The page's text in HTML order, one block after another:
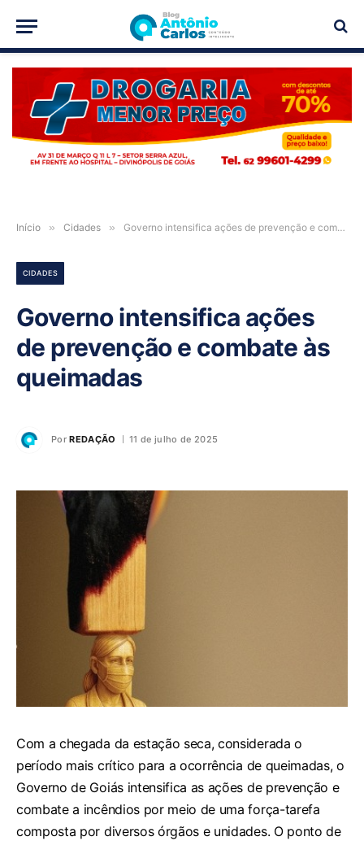
PUBLICIDADE
Início » Cidades » Governo intensifica ações de prevenção e combate às queimadas
CIDADES
Governo intensifica ações
de prevenção e combate às
queimadas
Por REDAÇÃO 11 de julho de 2025
Com a chegada da estação seca, considerada o
período mais crítico para a ocorrência de queimadas, o
Governo de Goiás intensifica as ações de prevenção e
combate a incêndios por meio de uma força-tarefa
composta por diversos órgãos e unidades. O ponto de